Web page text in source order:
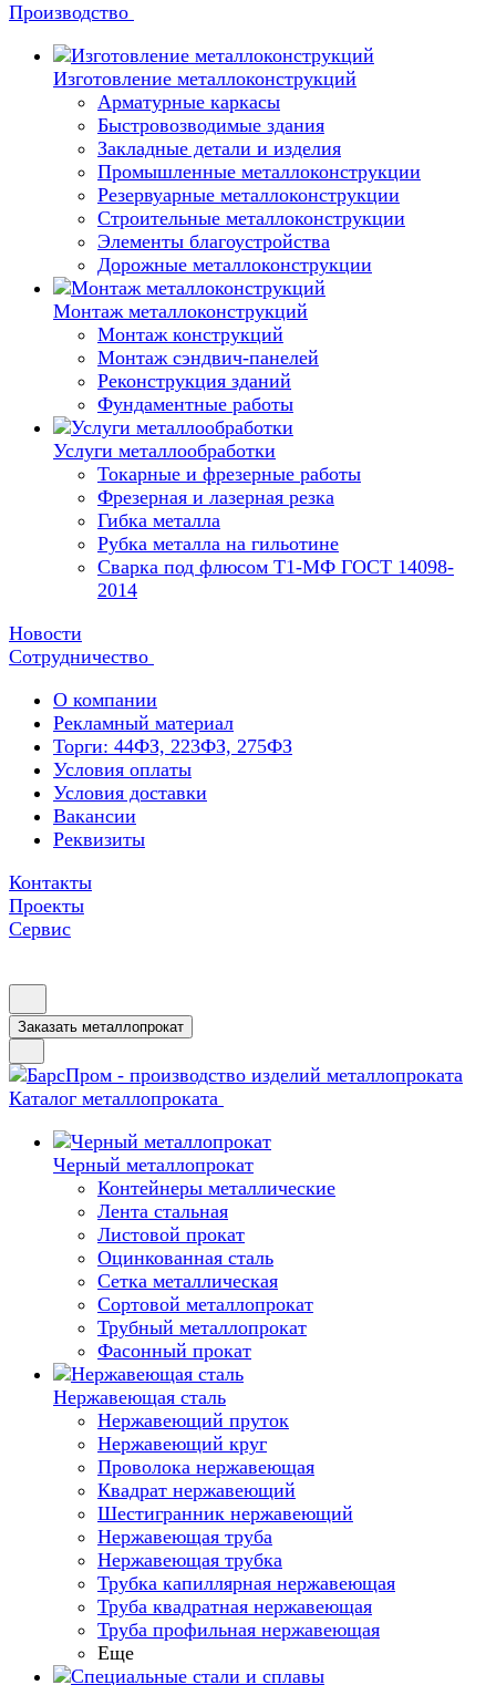
Производство
Изготовление металлоконструкций
Арматурные каркасы
Быстровозводимые здания
Закладные детали и изделия
Промышленные металлоконструкции
Резервуарные металлоконструкции
Строительные металлоконструкции
Элементы благоустройства
Дорожные металлоконструкции
Монтаж металлоконструкций
Монтаж конструкций
Монтаж сэндвич-панелей
Реконструкция зданий
Фундаментные работы
Услуги металлообработки
Токарные и фрезерные работы
Фрезерная и лазерная резка
Гибка металла
Рубка металла на гильотине
Сварка под флюсом Т1-МФ ГОСТ 14098-
2014
Новости
Сотрудничество
О компании
Рекламный материал
Торги: 44ФЗ, 223ФЗ, 275ФЗ
Условия оплаты
Условия доставки
Вакансии
Реквизиты
Контакты
Проекты
Сервис
Заказать металлопрокат
Каталог металлопроката
Черный металлопрокат
Контейнеры металлические
Лента стальная
Листовой прокат
Оцинкованная сталь
Сетка металлическая
Сортовой металлопрокат
Трубный металлопрокат
Фасонный прокат
Нержавеющая сталь
Нержавеющий пруток
Нержавеющий круг
Проволока нержавеющая
Квадрат нержавеющий
Шестигранник нержавеющий
Нержавеющая труба
Нержавеющая трубка
Трубка капиллярная нержавеющая
Труба квадратная нержавеющая
Труба профильная нержавеющая
Еще